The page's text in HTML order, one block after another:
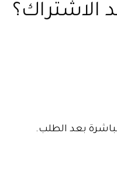
الاشتراك؟
بعد الطلب.